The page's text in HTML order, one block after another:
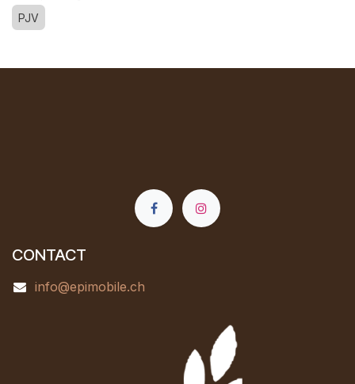
PJV
CONTACT
info@epimobile.ch